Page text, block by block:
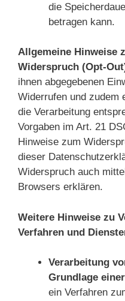
die
betragen kann.
Allgemeine Hinweise
Widerspruch (Opt-
ihnen abgegebenen
Widerrufen und zudem
die Verarbeitung
Vorgaben im Art. 21
Hinweise zum
dieser
Widerspruch auch
Browsers erklären.
Weitere Hinweise zu
Verfahren und
Verarbeitung
Grundlage
ein Verfahren